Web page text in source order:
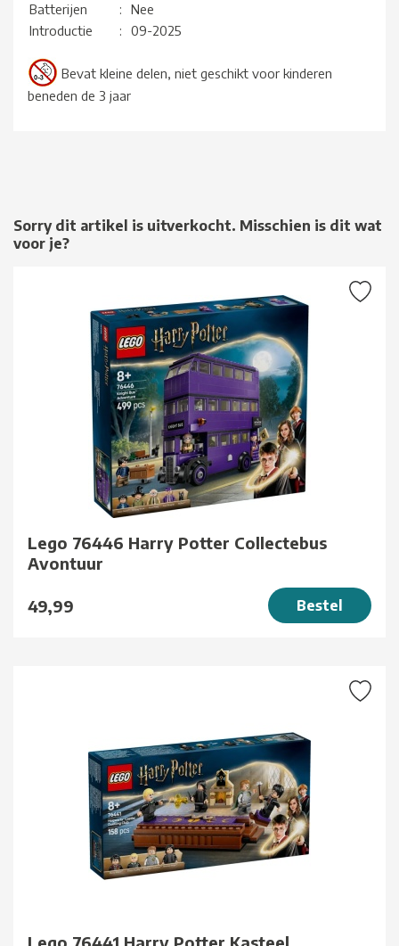
Batterijen
:
Nee
Introductie
: 09-2025
Bevat kleine delen, niet geschikt voor kinderen
beneden de 3 jaar
Sorry dit artikel is uitverkocht. Misschien is dit wat
voor je?
Lego 76446 Harry Potter Collectebus
Avontuur
49,99 Bestel